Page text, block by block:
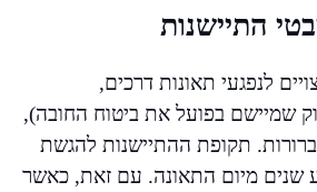
התיישנות
לנפגעי תאונות דרכים,
(החוק שמיישם בפועל את ביטוח החובה),
ברורות. תקופת ההתיישנות להגשת
שנים מיום התאונה. עם זאת, כאשר